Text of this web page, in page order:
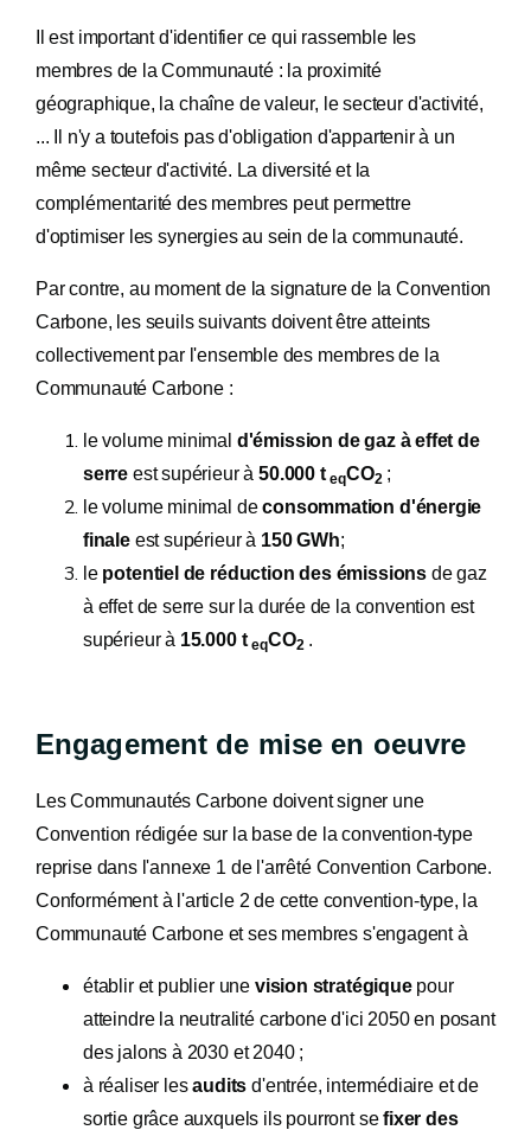
Il est important d'identifier ce qui rassemble les
membres de la Communauté : la proximité
géographique, la chaîne de valeur, le secteur d'activité,
... Il n'y a toutefois pas d'obligation d'appartenir à un
même secteur d'activité. La diversité et la
complémentarité des membres peut permettre
d'optimiser les synergies au sein de la communauté.
Par contre, au moment de la signature de la Convention
Carbone, les seuils suivants doivent être atteints
collectivement par l'ensemble des membres de la
Communauté Carbone :
le volume minimal d'émission de gaz à effet de
serre est supérieur à50.000 teqCO2 ;
le volume minimal deconsommation d'énergie
finaleest supérieur à 150 GWh;
le potentiel de réduction des émissions de gaz
à effet de serre sur la durée de la convention est
supérieur à 15.000 teqCO2 .
Engagement de mise en oeuvre
Les Communautés Carbone doivent signer une
Convention rédigée sur la base de la convention-type
reprise dans l'annexe 1 de l'arrêté Convention Carbone.
Conformément à l'article 2 de cette convention-type, la
Communauté Carbone et ses membres s'engagent à
établir et publier une vision stratégiquepour
atteindre la neutralité carbone d'ici 2050 en posant
des jalons à 2030 et 2040 ;
à réaliser lesaudits d'entrée, intermédiaire et de
sortie grâce auxquels ils pourront sefixer des